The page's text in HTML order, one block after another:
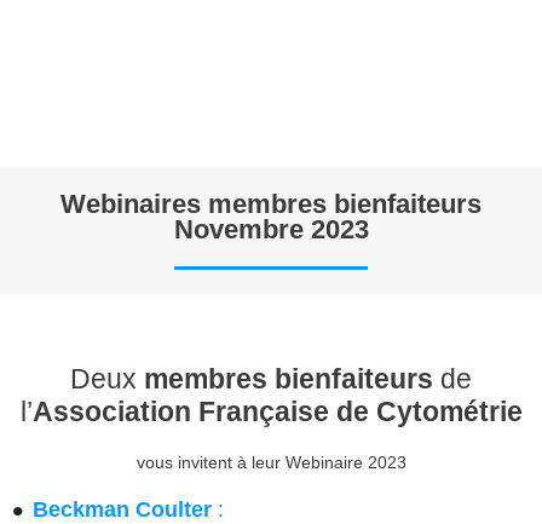
Webinaires membres bienfaiteurs
Novembre 2023
Deux membres bienfaiteurs de
l’Association Française de Cytométrie
vous invitent à leur Webinaire 2023
Beckman Coulter :